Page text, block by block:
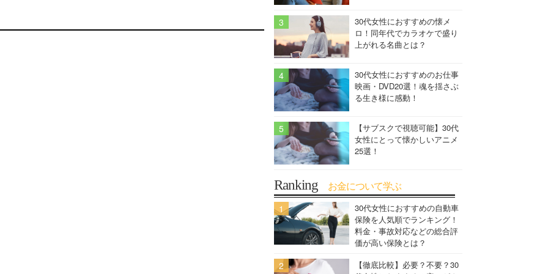
30代女性におすすめの懐メ
ロ！同年代でカラオケで盛り
上がれる名曲とは？
30代女性におすすめのお仕事
映画・DVD20選！魂を揺さぶ
る生き様に感動！
【サブスクで視聴可能】30代
女性にとって懐かしいアニメ
25選！
Ranking お金について学ぶ
30代女性におすすめの自動車
保険を人気順でランキング！
料金・事故対応などの総合評
価が高い保険とは？
【徹底比較】必要？不要？30